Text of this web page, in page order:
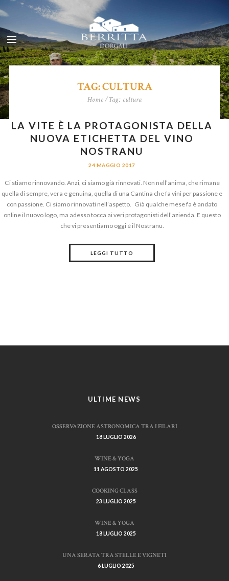
TAG: CULTURA
Home Tag: cultura
LA VITE È LA PROTAGONISTA DELLA
NUOVA ETICHETTA DEL VINO
NOSTRANU
24 MAGGIO 2017
Ci stiamo rinnovando. Anzi, ci siamo già rinnovati. Non nell’anima, che rimane
quella di sempre, vera e genuina, quella di una Cantina che fa vini per passione e
con passione. Ci siamo rinnovati nell’aspetto. Già qualche mese fa è andato
online il nuovo logo, ma adesso tocca ai veri protagonisti dell’azienda. E questo
che vi presentiamo oggi è il Nostranu.
LEGGI TUTTO
ULTIME NEWS
OSSERVAZIONE ASTRONOMICA TRA I FILARI
18 LUGLIO 2026
WINE & YOGA
11 AGOSTO 2025
COOKING CLASS
23 LUGLIO 2025
WINE & YOGA
18 LUGLIO 2025
UNA SERATA TRA STELLE E VIGNETI
6 LUGLIO 2025